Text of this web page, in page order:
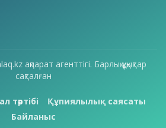
ақпарат агенттігі. Барлық құқықтар
сақталған
тәртібі
Құпиялылық саясаты
Байланыс